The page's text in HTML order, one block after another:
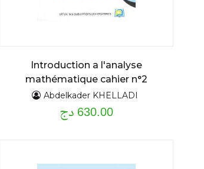
Introduction a l'analyse
mathématique cahier n°2
Abdelkader KHELLADI
630.00 دج